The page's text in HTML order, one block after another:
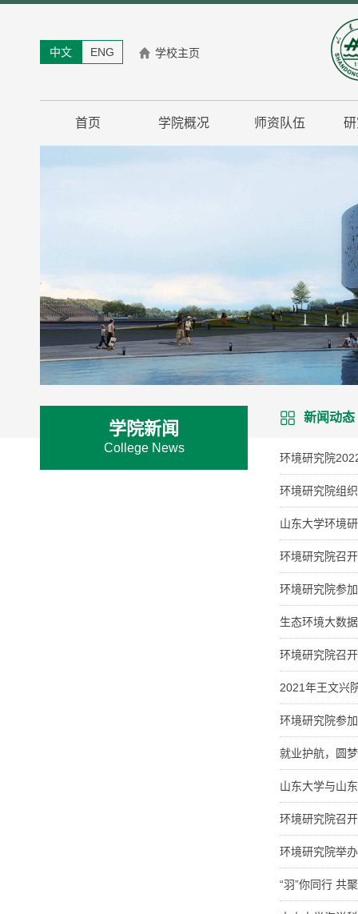
中文 ENG 学校主页
首页 学院概况 师资队伍
学院新闻
College News
新闻动态
环境研究院
环境研究院组
山东大学环境
环境研究院召
环境研究院参
生态环境大数
环境研究院召
2021年王文兴
环境研究院参
就业护航，圆
山东大学与山
环境研究院召
环境研究院举
“羽”你同行 共